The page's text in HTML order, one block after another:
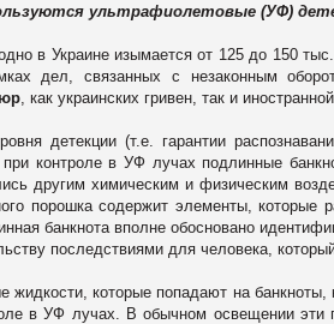
ультрафиолетовые (УФ)
в Украине изымается от 125 до 150
дел, связанных с незаконным
, как украинских гривен, так и
детекции (т.е. гарантии
при контроле в УФ лучах подлинные
другим химическим и физическим
порошка содержит элементы,
банкнота вполне обосновано
последствиями для человека,
жидкости, которые попадают на
в УФ лучах. В обычном освещении